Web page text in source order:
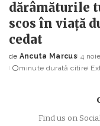
dărâmăturile
scos în viață
cedat
Posted
by
de Ancuta Marcus 4
minute durată citire
Find us on